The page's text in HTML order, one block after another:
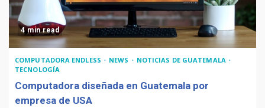
4 min read
COMPUTADORA ENDLESS NEWS
NOTICIAS DE GUATEMALA
TECNOLOGÍA
Computadora diseñada en Guatemala por
empresa de USA